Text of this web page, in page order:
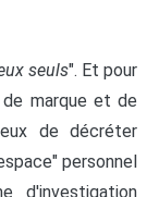
seuls". Et pour
marque et de
de décréter
personnel
d'investigation